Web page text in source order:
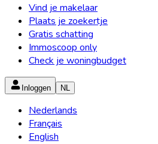
Vind je makelaar
Plaats je zoekertje
Gratis schatting
Immoscoop only
Check je woningbudget
Inloggen NL
Nederlands
Français
English